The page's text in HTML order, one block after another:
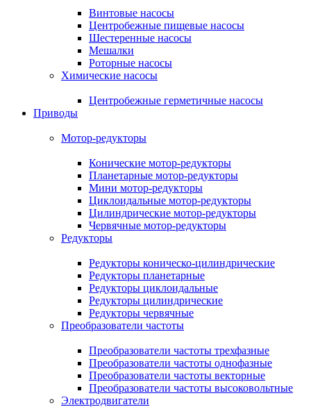
Винтовые насосы
Центробежные пищевые насосы
Шестеренные насосы
Мешалки
Роторные насосы
Химические насосы
Центробежные герметичные насосы
Приводы
Мотор-редукторы
Конические мотор-редукторы
Планетарные мотор-редукторы
Мини мотор-редукторы
Циклоидальные мотор-редукторы
Цилиндрические мотор-редукторы
Червячные мотор-редукторы
Редукторы
Редукторы коническо-цилиндрические
Редукторы планетарные
Редукторы циклоидальные
Редукторы цилиндрические
Редукторы червячные
Преобразователи частоты
Преобразователи частоты трехфазные
Преобразователи частоты однофазные
Преобразователи частоты векторные
Преобразователи частоты высоковольтные
Электродвигатели